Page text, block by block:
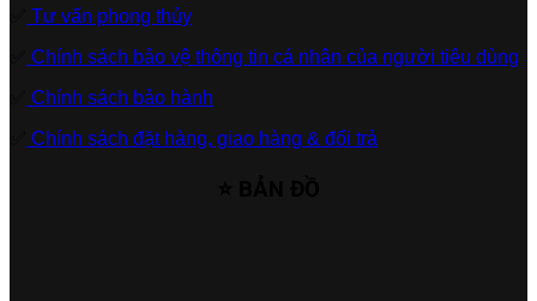
Tư vấn phong thủy
Chính sách bảo vệ thông tin cá nhân của người tiêu dùng
Chính sách bảo hành
Chính sách đặt hàng, giao hàng & đổi trả